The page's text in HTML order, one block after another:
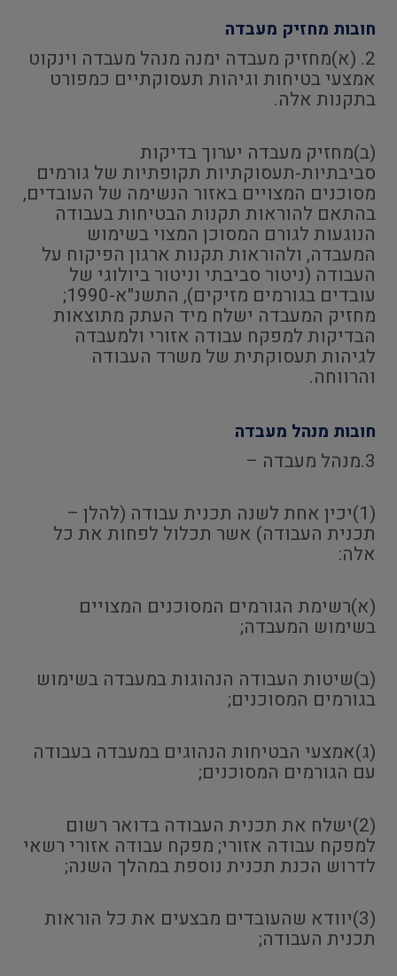
חובות מחזיק מעבדה
2. (א)מחזיק מעבדה ימנה מנהל מעבדה וינקוט
אמצעי בטיחות וגיהות תעסוקתיים כמפורט
בתקנות אלה.
(ב)מחזיק מעבדה יערוך בדיקות
סביבתיות-תעסוקתיות תקופתיות של גורמים
מסוכנים המצויים באזור הנשימה של העובדים,
בהתאם להוראות תקנות הבטיחות בעבודה
הנוגעות לגורם המסוכן המצוי בשימוש
המעבדה, ולהוראות תקנות ארגון הפיקוח על
העבודה (ניטור סביבתי וניטור ביולוגי של
עובדים בגורמים מזיקים), התשנ"א-1990;
מחזיק המעבדה ישלח מיד העתק מתוצאות
הבדיקות למפקח עבודה אזורי ולמעבדה
לגיהות תעסוקתית של משרד העבודה
והרווחה.
חובות מנהל מעבדה
3.מנהל מעבדה –
(1)יכין אחת לשנה תכנית עבודה (להלן –
תכנית העבודה) אשר תכלול לפחות את כל
אלה:
(א)רשימת הגורמים המסוכנים המצויים
בשימוש המעבדה;
(ב)שיטות העבודה הנהוגות במעבדה בשימוש
בגורמים המסוכנים;
(ג)אמצעי הבטיחות הנהוגים במעבדה בעבודה
עם הגורמים המסוכנים;
(2)ישלח את תכנית העבודה בדואר רשום
למפקח עבודה אזורי; מפקח עבודה אזורי רשאי
לדרוש הכנת תכנית נוספת במהלך השנה;
(3)יוודא שהעובדים מבצעים את כל הוראות
תכנית העבודה;